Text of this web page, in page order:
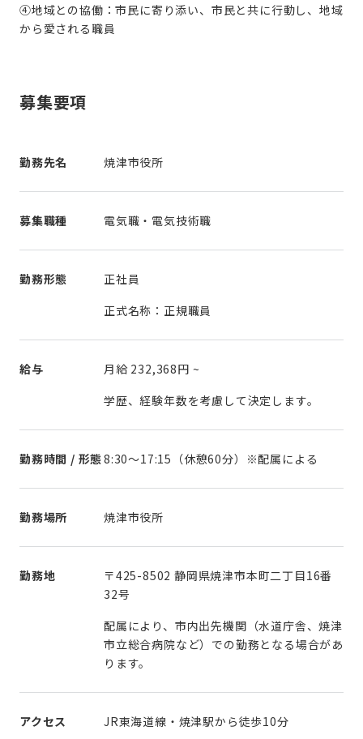
④地域との協働：市民に寄り添い、市民と共に行動し、地域
から愛される職員
募集要項
勤務先名 焼津市役所
募集職種 電気職・電気技術職
勤務形態
正社員
正式名称：正規職員
給与 月給 232,368円 ~
学歴、経験年数を考慮して決定します。
勤務時間 / 形態8:30～17:15（休憩60分）※配属による
勤務場所 焼津市役所
勤務地
〒425-8502 静岡県焼津市本町二丁目16番
32号
配属により、市内出先機関（水道庁舎、焼津
市立総合病院など）での勤務となる場合があ
ります。
アクセス JR東海道線・焼津駅から徒歩10分